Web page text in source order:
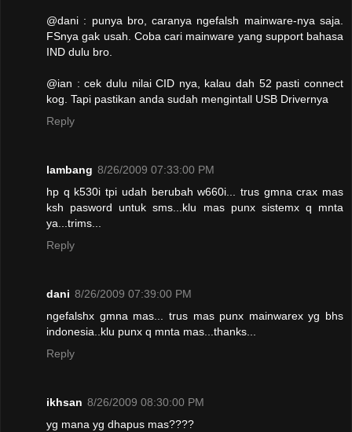
@dani : punya bro, caranya ngefalsh mainware-nya saja.
FSnya gak usah. Coba cari mainware yang support bahasa
IND dulu bro.
@ian : cek dulu nilai CID nya, kalau dah 52 pasti connect
kog. Tapi pastikan anda sudah mengintall USB Drivernya
Reply
lambang 8/26/2009 07:33:00 PM
hp q k530i tpi udah berubah w660i... trus gmna crax mas
ksh pasword untuk sms...klu mas punx sistemx q mnta
ya...trims...
Reply
dani 8/26/2009 07:39:00 PM
ngefalshx gmna mas... trus mas punx mainwarex yg bhs
indonesia..klu punx q mnta mas...thanks...
Reply
ikhsan 8/26/2009 08:30:00 PM
yg mana yg dhapus mas????